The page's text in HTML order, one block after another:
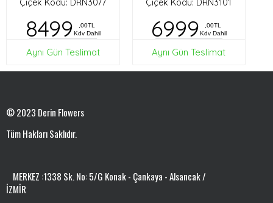
Çiçek Kodu: DRN3077
8499
,00TL
Kdv Dahil
Aynı Gün Teslimat
Çiçek Kodu: DRN3101
6999
,00TL
Kdv Dahil
Aynı Gün Teslimat
© 2023 Derin Flowers
Tüm Hakları Saklıdır.
MERKEZ :1338 Sk. No: 5/G Konak - Çankaya - Alsancak /
İZMİR